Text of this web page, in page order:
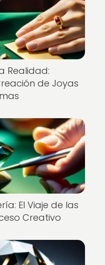
Realidad:
de Joyas
El Viaje de las
Creativo